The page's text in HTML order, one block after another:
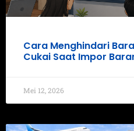
Cara Menghindari
Cukai Saat Impor
Mei 12, 2026